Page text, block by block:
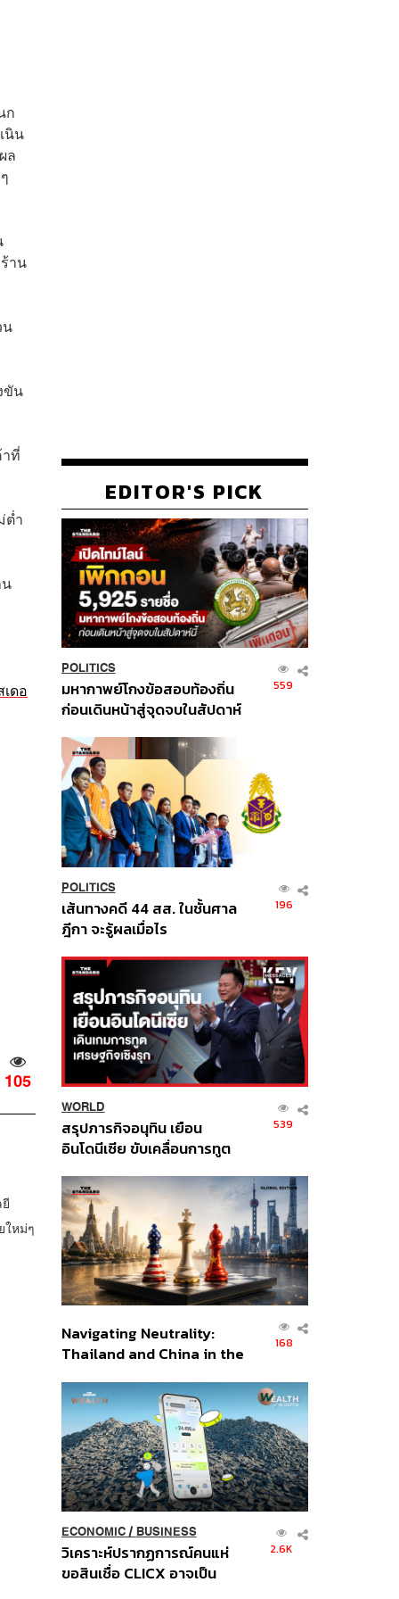
ก
นิน
ล
าน
น
ขัน
ที่
ต่ำ
ดอ
105
ใหม่ๆ
EDITOR'S PICK
POLITICS
มหากาพย์โกงข้อสอบท้องถิ่น
ก่อนเดินหน้าสู่จุดจบในสัปดาห์
559
POLITICS
เส้นทางคดี 44 สส. ในชั้นศาล
ฎีกา จะรู้ผลเมื่อไร
196
WORLD
สรุปภารกิจอนุทิน เยือน
อินโดนีเซีย ขับเคลื่อนการทูต
ส่วนยุทธศาสตร์ไทย –
อินโดนีเซีย
539
Navigating Neutrality:
Thailand and China in the
Order
168
ECONOMIC/ BUSINESS
วิเคราะห์ปรากฏการณ์คนแห่
ขอสินเชื่อ CLICX อาจเป็น
2.6K